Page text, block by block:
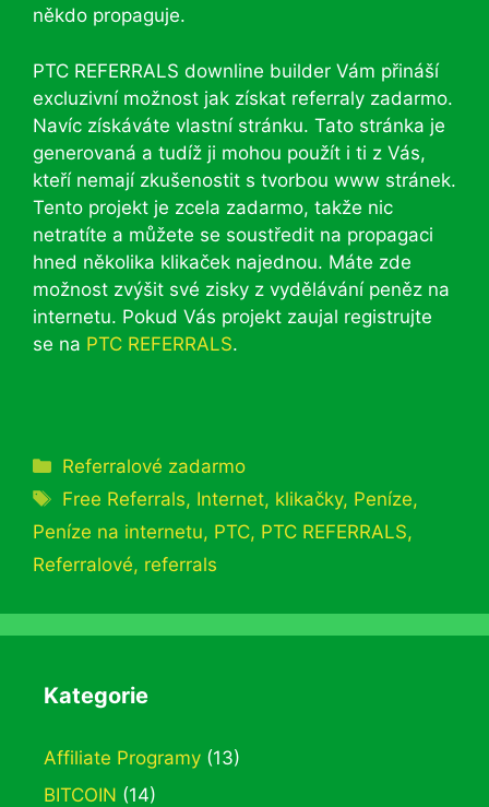
někdo propaguje.
PTC REFERRALS downline builder Vám přináší
excluzivní možnost jak získat referraly zadarmo.
Navíc získáváte vlastní stránku. Tato stránka je
generovaná a tudíž ji mohou použít i ti z Vás,
kteří nemají zkušenostit s tvorbou www stránek.
Tento projekt je zcela zadarmo, takže nic
netratíte a můžete se soustředit na propagaci
hned několika klikaček najednou. Máte zde
možnost zvýšit své zisky z vydělávání peněz na
internetu. Pokud Vás projekt zaujal registrujte
se na PTC REFERRALS.
Rubriky
Referralové zadarmo
Štítky
Free Referrals, Internet, klikačky, Peníze,
Peníze na internetu, PTC, PTC REFERRALS,
Referralové, referrals
Kategorie
Affiliate Programy (13)
BITCOIN (14)